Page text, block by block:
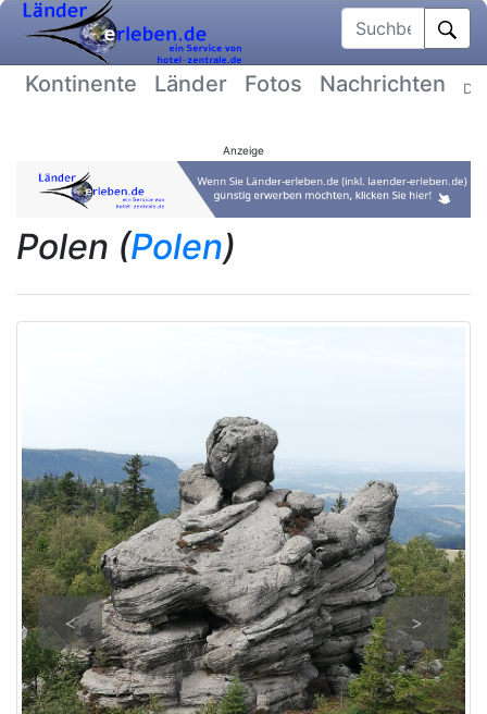
Suchbegriff
Kontinente Länder Fotos Nachrichten
Anzeige
Polen (Polen)
< >